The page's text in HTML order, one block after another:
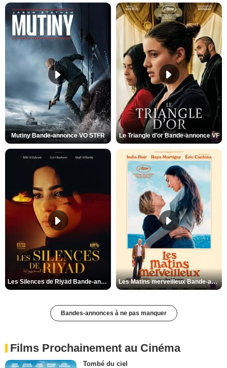
Mutiny Bande-annonce VO STFR Le Triangle d'or Bande-annonce VF
Les Silences de Riyad Bande-annonce VO STFR Les Matins merveilleux Bande-annonce VF
Bandes-annonces à ne pas manquer
Films Prochainement au Cinéma
Tombé du ciel